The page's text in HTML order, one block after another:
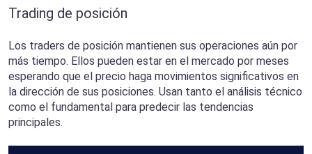
Trading de posición
Los traders de posición mantienen sus operaciones aún por
más tiempo. Ellos pueden estar en el mercado por meses
esperando que el precio haga movimientos significativos en
la dirección de sus posiciones. Usan tanto el análisis técnico
como el fundamental para predecir las tendencias
principales.